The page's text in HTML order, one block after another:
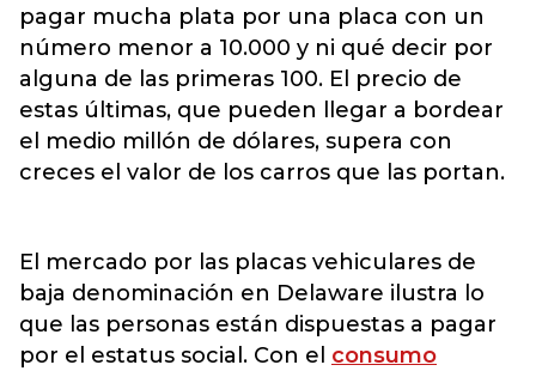
pagar mucha plata por una placa con un
número menor a 10.000 y ni qué decir por
alguna de las primeras 100. El precio de
estas últimas, que pueden llegar a bordear
el medio millón de dólares, supera con
creces el valor de los carros que las portan.
El mercado por las placas vehiculares de
baja denominación en Delaware ilustra lo
que las personas están dispuestas a pagar
por el estatus social. Con el consumo